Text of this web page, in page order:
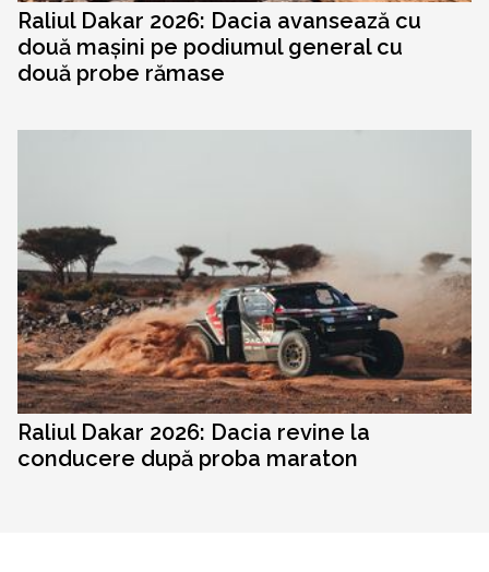
Raliul Dakar 2026: Dacia avansează cu
două mașini pe podiumul general cu
două probe rămase
Raliul Dakar 2026: Dacia revine la
conducere după proba maraton